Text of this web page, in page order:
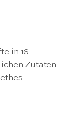
in 16
Zutaten